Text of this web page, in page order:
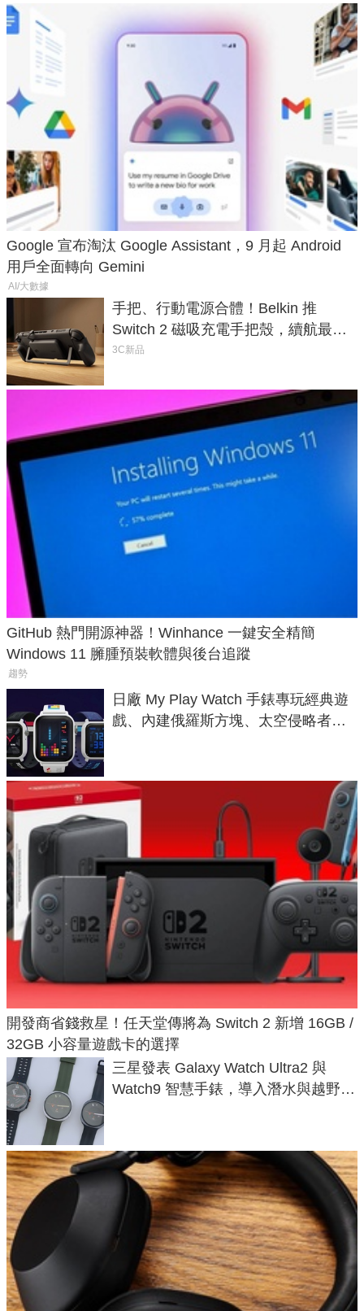
Google 宣布淘汰 Google Assistant，9 月起 Android
用戶全面轉向 Gemini
AI/大數據
手把、行動電源合體！Belkin 推
Switch 2 磁吸充電手把殼，續航最高
延長 1.5 倍
3C新品
GitHub 熱門開源神器！Winhance 一鍵安全精簡
Windows 11 臃腫預裝軟體與後台追蹤
趨勢
日廠 My Play Watch 手錶專玩經典遊
戲、內建俄羅斯方塊、太空侵略者，
開發商省錢救星！任天堂傳將為 Switch 2 新增 16GB /
32GB 小容量遊戲卡的選擇
三星發表 Galaxy Watch Ultra2 與
Watch9 智慧手錶，導入潛水與越野跑